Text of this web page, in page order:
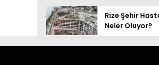
Rize Şehir
Neler Oluyor?